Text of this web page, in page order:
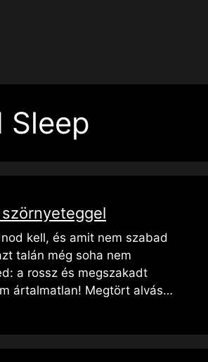
Sleep
kell, és amit nem szabad
talán még soha nem
a rossz és megszakadt
ártalmatlan! Megtört alvás…